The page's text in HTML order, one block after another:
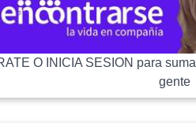
O INICIA SESION para
gente